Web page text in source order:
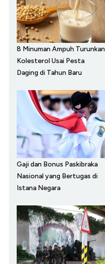
8 Minuman Ampuh Turunkan
Kolesterol Usai Pesta
Daging di Tahun Baru
Gaji dan Bonus Paskibraka
Nasional yang Bertugas di
Istana Negara